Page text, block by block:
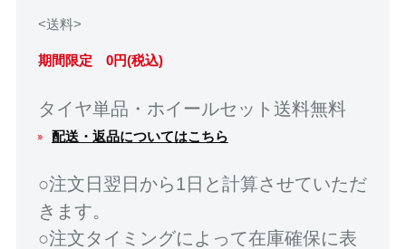
<送料>
期間限定 0円(税込)
タイヤ単品・ホイールセット送料無料
配送・返品についてはこちら
○注文日翌日から1日と計算させていただ
きます。
○注文タイミングによって在庫確保に表